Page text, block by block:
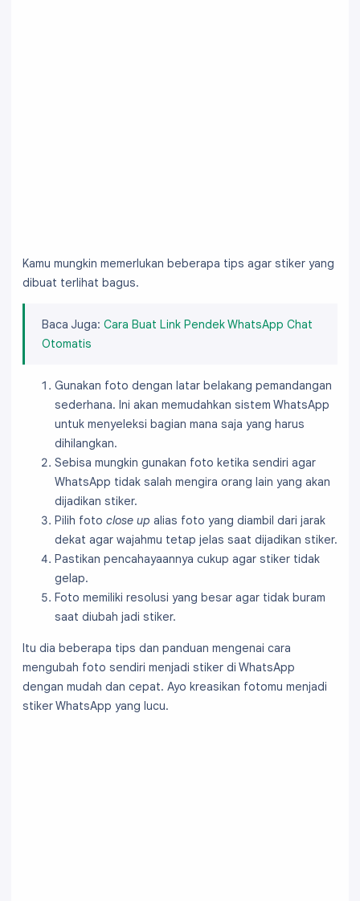
Kamu mungkin memerlukan beberapa tips agar stiker yang
dibuat terlihat bagus.
Baca Juga: Cara Buat Link Pendek WhatsApp Chat
Otomatis
Gunakan foto dengan latar belakang pemandangan
sederhana. Ini akan memudahkan sistem WhatsApp
untuk menyeleksi bagian mana saja yang harus
dihilangkan.
Sebisa mungkin gunakan foto ketika sendiri agar
WhatsApp tidak salah mengira orang lain yang akan
dijadikan stiker.
Pilih foto close up alias foto yang diambil dari jarak
dekat agar wajahmu tetap jelas saat dijadikan stiker.
Pastikan pencahayaannya cukup agar stiker tidak
gelap.
Foto memiliki resolusi yang besar agar tidak buram
saat diubah jadi stiker.
Itu dia beberapa tips dan panduan mengenai cara
mengubah foto sendiri menjadi stiker di WhatsApp
dengan mudah dan cepat. Ayo kreasikan fotomu menjadi
stiker WhatsApp yang lucu.